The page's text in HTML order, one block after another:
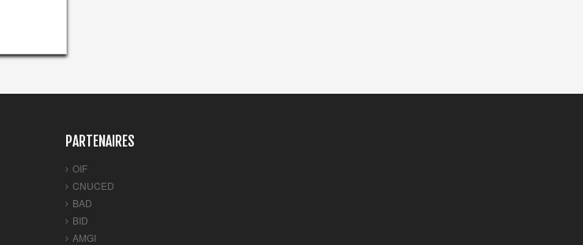
PARTENAIRES
OIF
CNUCED
BAD
BID
AMGI